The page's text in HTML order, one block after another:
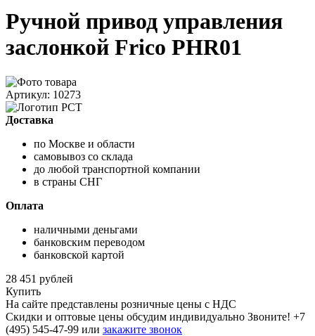
Ручной привод управления
заслонкой Frico PHR01
Артикул: 10273
Доставка
по Москве и области
самовывоз со склада
до любой транспортной компании
в страны СНГ
Оплата
наличными деньгами
банковским переводом
банковской картой
28 451 рублей
Купить
На сайте представлены розничные цены с НДС
Скидки и оптовые цены обсудим индивидуально Звоните! +7
(495) 545-47-99 или закажите звонок